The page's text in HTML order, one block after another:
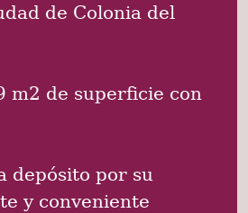
de Colonia del
m2 de superficie con
depósito por su
y conveniente